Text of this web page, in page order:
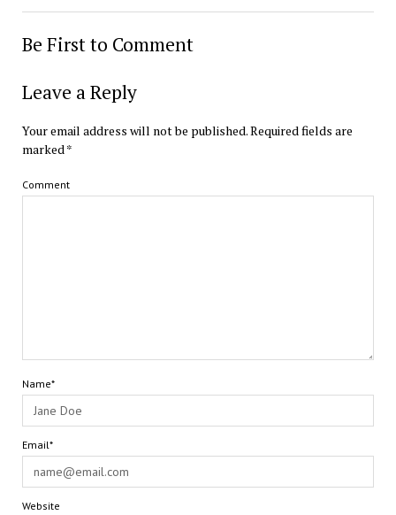
Be First to Comment
Leave a Reply
Your email address will not be published.Required fields are
marked*
Comment
Name*
Email*
Website